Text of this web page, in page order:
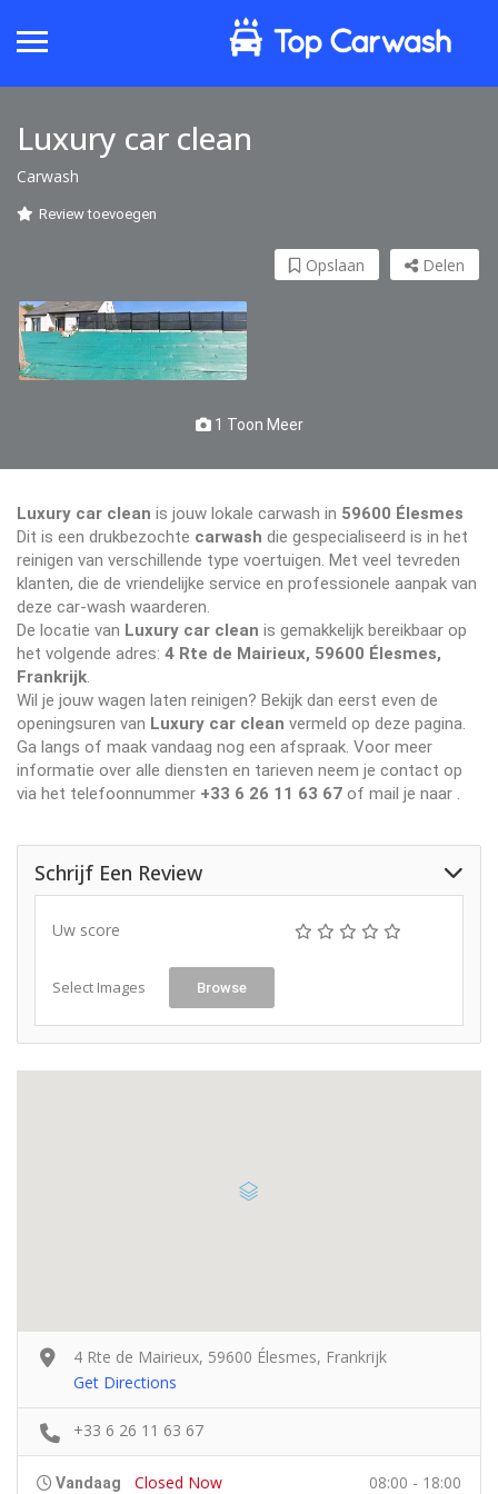
Luxury car clean
Carwash
Review toevoegen
Delen
Opslaan
1 Toon Meer
Luxury car clean is jouw lokale carwash in 59600 Élesmes
Dit is een drukbezochte carwash die gespecialiseerd is in het
reinigen van verschillende type voertuigen. Met veel tevreden
klanten, die de vriendelijke service en professionele aanpak van
deze car-wash waarderen.
De locatie van Luxury car clean is gemakkelijk bereikbaar op
het volgende adres: 4 Rte de Mairieux, 59600 Élesmes,
Frankrijk
Wil je jouw wagen laten reinigen? Bekijk dan eerst even de
openingsuren van Luxury car clean vermeld op deze pagina.
Ga langs of maak vandaag nog een afspraak. Voor meer
informatie over alle diensten en tarieven neem je contact op
via het telefoonnummer +33 6 26 11 63 67 of mail je naar
Schrijf Een Review
Uw score
Select Images Browse
4 Rte de Mairieux, 59600 Élesmes, Frankrijk
Get Directions
+33 6 26 11 63 67
Vandaag Closed Now 08:00 - 18:00